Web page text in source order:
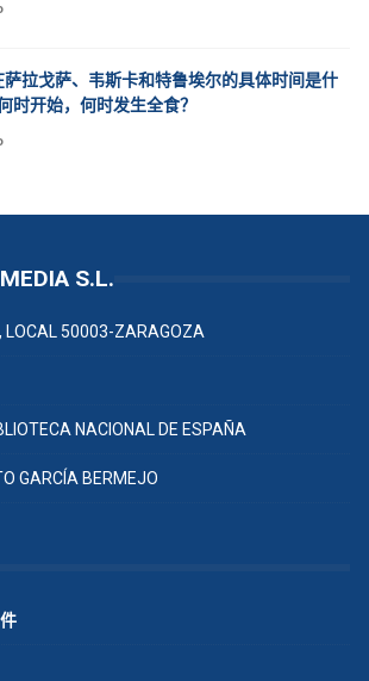
萨拉戈萨、韦斯卡和特鲁埃尔的具体时间是什
时开始，何时发生全食？
S.L.
LOCAL 50003-ZARAGOZA
NACIONAL DE ESPAÑA
GARCÍA BERMEJO